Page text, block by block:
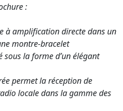
:
à amplification directe dans un
montre-bracelet
la forme d’un élégant
permet la réception de
locale dans la gamme des